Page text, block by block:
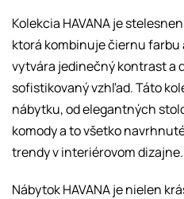
Kolekcia HAVANA je
ktorá kombinuje čiernu farbu
vytvára jedinečný kontrast a
sofistikovaný vzhľad. Táto
nábytku, od elegantných
komody a to všetko
trendy v interiérovom dizajne.
Nábytok HAVANA je nielen